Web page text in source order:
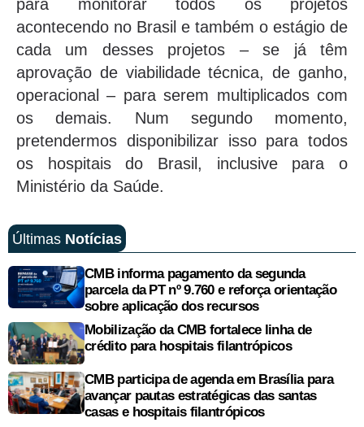
para monitorar todos os projetos
acontecendo no Brasil e também o estágio de
cada um desses projetos – se já têm
aprovação de viabilidade técnica, de ganho,
operacional – para serem multiplicados com
os demais. Num segundo momento,
pretendermos disponibilizar isso para todos
os hospitais do Brasil, inclusive para o
Ministério da Saúde.
Últimas Notícias
CMB informa pagamento da segunda
parcela da PT nº 9.760 e reforça orientação
sobre aplicação dos recursos
Mobilização da CMB fortalece linha de
crédito para hospitais filantrópicos
CMB participa de agenda em Brasília para
avançar pautas estratégicas das santas
casas e hospitais filantrópicos